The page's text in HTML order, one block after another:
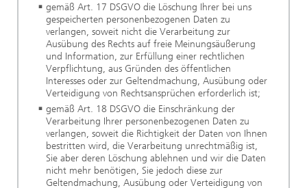
gemäß Art. 17 DSGVO die Löschung Ihrer bei uns
gespeicherten personenbezogenen Daten zu
verlangen, soweit nicht die Verarbeitung zur
Ausübung des Rechts auf freie Meinungsäußerung
und Information, zur Erfüllung einer rechtlichen
Verpflichtung, aus Gründen des öffentlichen
Interesses oder zur Geltendmachung, Ausübung oder
Verteidigung von Rechtsansprüchen erforderlich ist;
gemäß Art. 18 DSGVO die Einschränkung der
Verarbeitung Ihrer personenbezogenen Daten zu
verlangen, soweit die Richtigkeit der Daten von Ihnen
bestritten wird, die Verarbeitung unrechtmäßig ist,
Sie aber deren Löschung ablehnen und wir die Daten
nicht mehr benötigen, Sie jedoch diese zur
Geltendmachung, Ausübung oder Verteidigung von